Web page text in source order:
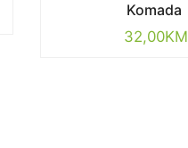
Komada
32,00KM